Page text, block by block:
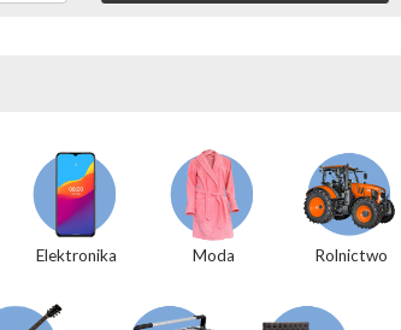
Elektronika Moda Rolnictwo